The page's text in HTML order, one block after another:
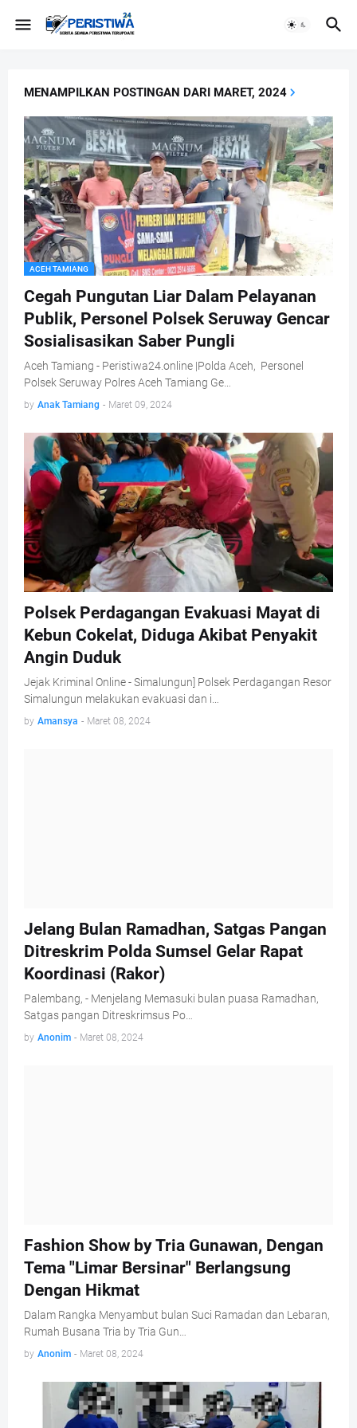
MENAMPILKAN POSTINGAN DARI MARET, 2024
ACEH TAMIANG
Cegah Pungutan Liar Dalam Pelayanan
Publik, Personel Polsek Seruway Gencar
Sosialisasikan Saber Pungli
Aceh Tamiang - Peristiwa24.online |Polda Aceh, Personel
Polsek Seruway Polres Aceh Tamiang Ge…
by Anak Tamiang - Maret 09, 2024
Polsek Perdagangan Evakuasi Mayat di
Kebun Cokelat, Diduga Akibat Penyakit
Angin Duduk
Jejak Kriminal Online - Simalungun] Polsek Perdagangan Resor
Simalungun melakukan evakuasi dan i…
by Amansya - Maret 08, 2024
Jelang Bulan Ramadhan, Satgas Pangan
Ditreskrim Polda Sumsel Gelar Rapat
Koordinasi (Rakor)
Palembang, - Menjelang Memasuki bulan puasa Ramadhan,
Satgas pangan Ditreskrimsus Po…
by Anonim - Maret 08, 2024
Fashion Show by Tria Gunawan, Dengan
Tema "Limar Bersinar" Berlangsung
Dengan Hikmat
Dalam Rangka Menyambut bulan Suci Ramadan dan Lebaran,
Rumah Busana Tria by Tria Gun…
by Anonim - Maret 08, 2024